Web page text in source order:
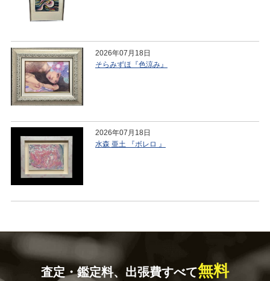
2026年07月18日
そらみずほ『色涼み』
2026年07月18日
水森 亜土 『ボレロ 』
査定・鑑定料、出張費すべて無料